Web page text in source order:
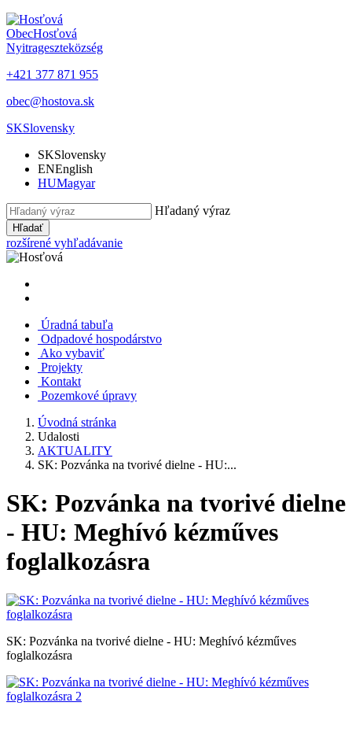
ObecHosťová
Nyitrageszteközség
+421 377 871 955
obec@hostova.sk
SKSlovensky
SKSlovensky
ENEnglish
HUMagyar
Hľadaný výraz
Hľadať
rozšírené vyhľadávanie
Úradná tabuľa
Odpadové hospodárstvo
Ako vybaviť
Projekty
Kontakt
Pozemkové úpravy
Úvodná stránka
Udalosti
AKTUALITY
SK: Pozvánka na tvorivé dielne - HU:...
SK: Pozvánka na tvorivé dielne
- HU: Meghívó kézműves
foglalkozásra
SK: Pozvánka na tvorivé dielne - HU: Meghívó kézműves
foglalkozásra